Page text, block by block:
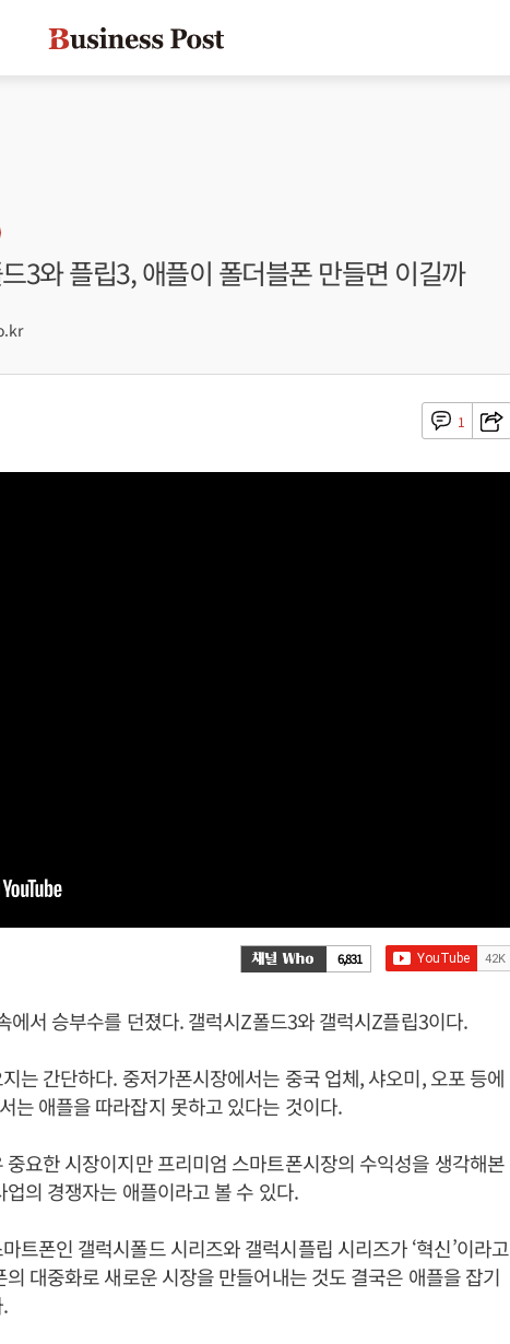
3와 플립3, 애플이 폴더블폰 만들면 이길까
1
6,831
에서 승부수를 던졌다. 갤럭시Z폴드3와 갤럭시Z플립3이다.
는 간단하다. 중저가폰시장에서는 중국 업체, 샤오미, 오포 등에
는 애플을 따라잡지 못하고 있다는 것이다.
요한 시장이지만 프리미엄 스마트폰시장의 수익성을 생각해본
의 경쟁자는 애플이라고 볼 수 있다.
트폰인 갤럭시폴드 시리즈와 갤럭시플립 시리즈가 ‘혁신’이라고
대중화로 새로운 시장을 만들어내는 것도 결국은 애플을 잡기